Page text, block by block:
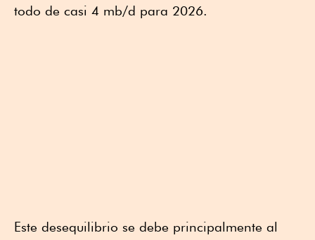
todo de casi 4 mb/d para 2026.
Este desequilibrio se debe principalmente al